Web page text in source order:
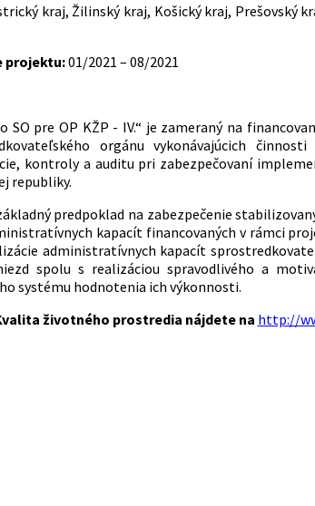
kraj, Žilinský kraj, Košický kraj, Prešovský
projektu:01/2021 – 08/2021
SO pre OP KŽP - IV.“ je zameraný na
orgánu vykonávajúcich
kontroly a auditu pri zabezpečovaní
republiky.
predpoklad na zabezpečenie
kapacít financovaných v rámci
administratívnych kapacít
spolu s realizáciou spravodlivého a
systému hodnotenia ich výkonnosti.
životného prostredia nájdete na http://